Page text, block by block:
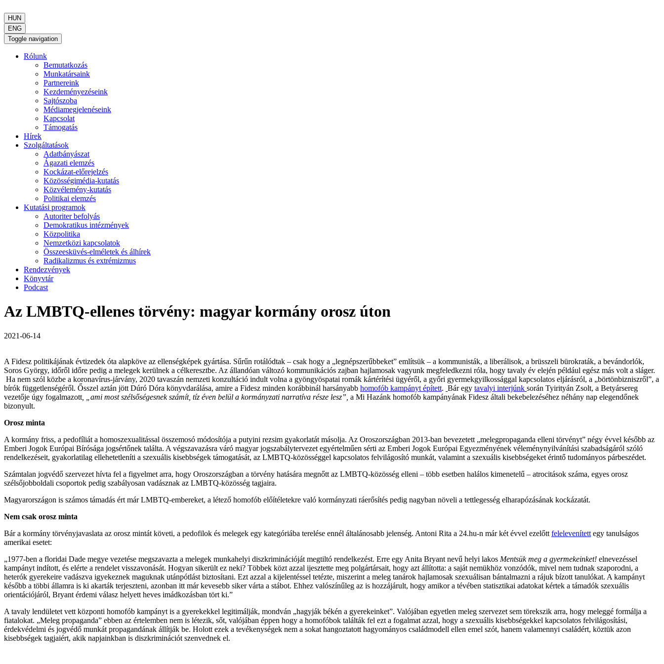
HUN
ENG
Toggle navigation
Rólunk
Bemutatkozás
Munkatársaink
Partnereink
Kezdeményezéseink
Sajtószoba
Médiamegjelenéseink
Kapcsolat
Támogatás
Hírek
Szolgáltatások
Adatbányászat
Ágazati elemzés
Kockázat-előrejelzés
Közösségimédia-kutatás
Közvélemény-kutatás
Politikai elemzés
Kutatási programok
Autoriter befolyás
Demokratikus intézmények
Közpolitika
Nemzetközi kapcsolatok
Összeesküvés-elméletek és álhírek
Radikalizmus és extrémizmus
Rendezvények
Könyvtár
Podcast
Az LMBTQ-ellenes törvény: magyar kormány orosz úton
2021-06-14
A Fidesz politikájának évtizedek óta alapköve az ellenségképek gyártása. Sűrűn rotálódtak – csak hogy a „legnépszerűbbeket” említsük – a kommunisták, a liberálisok, a brüsszeli bürokraták, a bevándorlók,
Soros György, időről időre pedig a melegek kerülnek a célkeresztbe. Az állandóan változó kommunikációs zajban hajlamosak vagyunk megfeledkezni róla, hogy tavaly év elején például egész más volt a sláger.
Ha nem szól közbe a koronavírus-járvány, 2020 tavaszán nemzeti konzultáció indult volna a gyöngyöspatai romák kártérítési ügyéről, a győri gyermekgyilkossággal kapcsolatos eljárásról, a „börtönbizniszről”, a
bírók függetlenségéről. Ősszel aztán jött Dúró Dóra könyvdarálása, amire a Fidesz minden korábbinál harsányabb homofób kampányt épített. Bár egy tavalyi interjúnk során Tyirityán Zsolt, a Betyársereg
vezetője úgy fogalmazott , „ami most szélsőségesnek számít, tíz éven belül a kormányzati narratíva része lesz”, a Mi Hazánk homofób kampányának Fidesz általi bekebelezéséhez néhány nap elegendőnek
bizonyult.
Orosz minta
A kormány friss, a pedofíliát a homoszexualitással összemosó módosítója a putyini rezsim gyakorlatát másolja. Az Oroszországban 2013-ban bevezetett „melegpropaganda elleni törvényt” négy évvel később az
Emberi Jogok Európai Bírósága jogsértőnek találta. A végszavazásra váró magyar jogszabálytervezet egyértelműen sérti az Emberi Jogok Európai Egyezményének véleménynyilvánítási szabadságáról szóló
rendelkezéseit, gyakorlatilag ellehetetleníti a szexuális kisebbségek támogatását, az LMBTQ-közösséggel kapcsolatos felvilágosító munkát, valamint a szexuális kisebbségeket érintő tudományos párbeszédet.
Számtalan jogvédő szervezet hívta fel a figyelmet arra, hogy Oroszországban a törvény hatására megnőtt az LMBTQ-közösség elleni – több esetben halálos kimenetelű – atrocitások száma, egyes orosz
szélsőjobboldali csoportok pedig szabályosan vadásznak az LMBTQ-közösség tagjaira.
Magyarországon is számos támadás ért már LMBTQ-embereket, a létező homofób előítéletekre való kormányzati ráerősítés pedig nagyban növeli a tettlegesség elharapózásának kockázatát.
Nem csak orosz minta
Bár a kormány törvényjavaslata az orosz mintát követi, a pedofilok és melegek egy kategóriába terelése ennél általánosabb jelenség. Antoni Rita a 24.hu-n már két évvel ezelőtt felelevenített egy tanulságos
amerikai esetet:
„1977-ben a floridai Dade megye vezetése megszavazta a melegek munkahelyi diszkriminációját megtiltó rendelkezést. Erre egy Anita Bryant nevű helyi lakos Mentsük meg a gyermekeinket! elnevezéssel
kampányt indított, és elérte a rendelet visszavonását. Hogyan sikerült ez neki? Többek közt azzal ijesztette meg polgártársait, hogy azt állította: a saját nemükhöz vonzódók, mivel nem tudnak szaporodni, a
heterók gyerekeire vadászva igyekeznek maguknak utánpótlást biztosítani. Ezt azzal a kijelentéssel tetézte, miszerint a meleg tanárok hajlamosak szexuálisan bántalmazni a rájuk bízott tanulókat. A kampányt
később a többi államra is ki akarták terjeszteni, azonban itt már kevesebb siker várta a stábot. Ehhez valószínűleg az is hozzájárult, hogy amikor a tévében statisztikai adatokat kértek a támadók szexuális
orientációjáról, Bryant érdemi válasz helyett heves imádkozásban tört ki.”
A tavaly lendületet vett központi homofób kampányt is a gyerekekkel legitimálják, mondván „hagyják békén a gyerekeinket”. Valójában egyetlen meleg szervezet sem törekszik arra, hogy meleggé formálja a
fiatalokat. „Meleg propaganda” ebben az értelemben nem is létezik, sőt, valójában éppen hogy a homofóbok találták fel ezt a fogalmat azzal, hogy a szexuális kisebbségekkel kapcsolatos felvilágosítási,
érdekvédelmi és jogvédő munkát propagandának állítják be. Holott ezek a tevékenységek nem a sokat hangoztatott hagyományos családmodell ellen emel szót, hanem valamennyi családért, köztük azon
kisebbségek tagjaiért, akik napjainkban is diszkriminációt szenvednek el.